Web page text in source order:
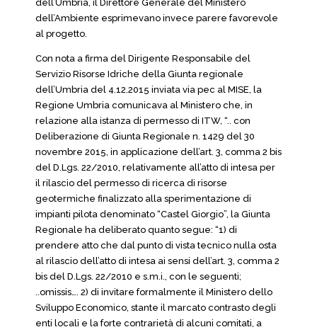
dell’Umbria, il Direttore Generale del Ministero
dell’Ambiente esprimevano invece parere favorevole
al progetto.
Con nota a firma del Dirigente Responsabile del
Servizio Risorse Idriche della Giunta regionale
dell’Umbria del 4.12.2015 inviata via pec al MISE, la
Regione Umbria comunicava al Ministero che, in
relazione alla istanza di permesso di ITW, “.. con
Deliberazione di Giunta Regionale n. 1429 del 30
novembre 2015, in applicazione dell’art. 3, comma 2 bis
del D.Lgs. 22/2010, relativamente all’atto di intesa per
il rilascio del permesso di ricerca di risorse
geotermiche finalizzato alla sperimentazione di
impianti pilota denominato “Castel Giorgio”, la Giunta
Regionale ha deliberato quanto segue: “1) di
prendere atto che dal punto di vista tecnico nulla osta
al rilascio dell’atto di intesa ai sensi dell’art. 3, comma 2
bis del D.Lgs. 22/2010 e s.m.i., con le seguenti;
..omissis…. 2) di invitare formalmente il Ministero dello
Sviluppo Economico, stante il marcato contrasto degli
enti locali e la forte contrarietà di alcuni comitati, a